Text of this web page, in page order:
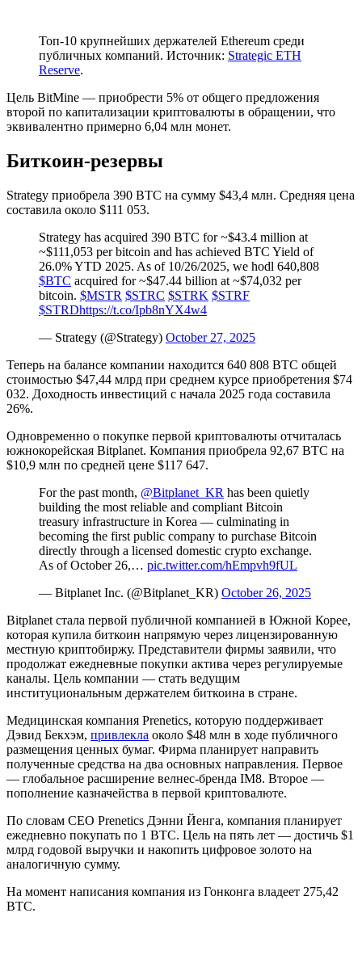
Топ-10 крупнейших держателей Ethereum среди
публичных компаний. Источник: Strategic ETH
Reserve.
Цель BitMine — приобрести 5% от общего предложения
второй по капитализации криптовалюты в обращении, что
эквивалентно примерно 6,04 млн монет.
Биткоин-резервы
Strategy приобрела 390 BTC на сумму $43,4 млн. Средняя цена
составила около $111 053.
Strategy has acquired 390 BTC for ~$43.4 million at
~$111,053 per bitcoin and has achieved BTC Yield of
26.0% YTD 2025. As of 10/26/2025, we hodl 640,808
$BTC acquired for ~$47.44 billion at ~$74,032 per
bitcoin. $MSTR $STRC $STRK $STRF
$STRDhttps://t.co/Ipb8nYX4w4
— Strategy (@Strategy) October 27, 2025
Теперь на балансе компании находится 640 808 BTC общей
стоимостью $47,44 млрд при среднем курсе приобретения $74
032. Доходность инвестиций с начала 2025 года составила
26%.
Одновременно о покупке первой криптовалюты отчиталась
южнокорейская Bitplanet. Компания приобрела 92,67 BTC на
$10,9 млн по средней цене $117 647.
For the past month, @Bitplanet_KR has been quietly
building the most reliable and compliant Bitcoin
treasury infrastructure in Korea — culminating in
becoming the first public company to purchase Bitcoin
directly through a licensed domestic crypto exchange.
As of October 26,… pic.twitter.com/hEmpvh9fUL
— Bitplanet Inc. (@Bitplanet_KR) October 26, 2025
Bitplanet стала первой публичной компанией в Южной Корее,
которая купила биткоин напрямую через лицензированную
местную криптобиржу. Представители фирмы заявили, что
продолжат ежедневные покупки актива через регулируемые
каналы. Цель компании — стать ведущим
институциональным держателем биткоина в стране.
Медицинская компания Prenetics, которую поддерживает
Дэвид Бекхэм, привлекла около $48 млн в ходе публичного
размещения ценных бумаг. Фирма планирует направить
полученные средства на два основных направления. Первое
— глобальное расширение велнес-бренда IM8. Второе —
пополнение казначейства в первой криптовалюте.
По словам CEO Prenetics Дэнни Йенга, компания планирует
ежедневно покупать по 1 BTC. Цель на пять лет — достичь $1
млрд годовой выручки и накопить цифровое золото на
аналогичную сумму.
На момент написания компания из Гонконга владеет 275,42
BTC.